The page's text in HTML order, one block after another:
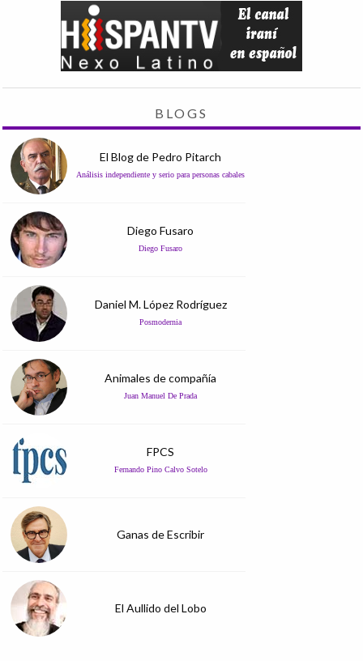
BLOGS
El Blog de Pedro Pitarch
Análisis independiente y serio para personas cabales
Diego Fusaro
Diego Fusaro
Daniel M. López Rodríguez
Posmodernia
Animales de compañía
Juan Manuel De Prada
FPCS
Fernando Pino Calvo Sotelo
Ganas de Escribir
El Aullido del Lobo